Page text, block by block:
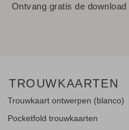
Ontvang gratis de download
TROUWKAARTEN
Trouwkaart ontwerpen (blanco)
Pocketfold trouwkaarten